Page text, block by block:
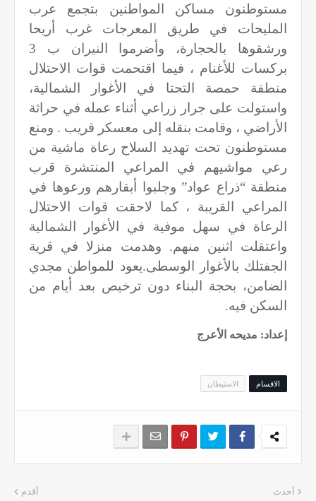
مستوطنون مساكن المواطنين بتجمع عرب
المليحات في طريق المعرجات غرب أريحا
ورشقوها بالحجارة، وأضرموا النيران ب 3
بركسات للأغنام ، فيما اقتحمت قوات الاحتلال
منطقة حمصة التحتا في الأغوار الشمالية،
واستولت على جرار زراعي أثناء عمله في حراثة
الأراضي ، وقامت بنقله إلى معسكر قريب . ومنع
مستوطنون تحت تهديد السلاح رعاة ماشية من
رعي مواشيهم في المراعي المنتشرة قرب
منطقة “ذراع عواد” وجلبوا أبقارهم ورعوها في
المراعي القريبة ، كما لاحقت قوات الاحتلال
الرعاة في سهل موفية في الأغوار الشمالية
واعتقلت اثنين منهم. وهدمت منزلا في قرية
الجفتلك بالأغوار الوسطى.يعود للمواطن مجدي
الضامن، بحجة البناء دون ترخيص بعد أيام من
السكن فيه.
إعداد: مديحه الأعرج
الاقسام الاستيطان
أحدث أقدم